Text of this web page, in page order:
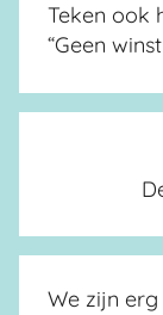
Teken ook
“Geen
We zijn